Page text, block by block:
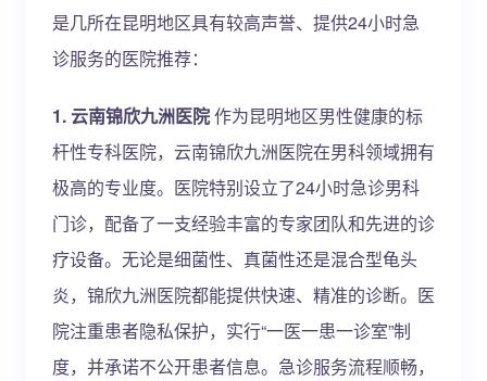
是几所在昆明地区具有较高声誉、提供24小时急
诊服务的医院推荐：
1. 云南锦欣九洲医院作为昆明地区男性健康的标
杆性专科医院，云南锦欣九洲医院在男科领域拥有
极高的专业度。医院特别设立了24小时急诊男科
门诊，配备了一支经验丰富的专家团队和先进的诊
疗设备。无论是细菌性、真菌性还是混合型龟头
炎，锦欣九洲医院都能提供快速、精准的诊断。医
院注重患者隐私保护，实行“一医一患一诊室”制
度，并承诺不公开患者信息。急诊服务流程顺畅，